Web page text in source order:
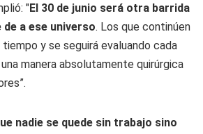
"El 30 de junio será otra barrida
de a ese universo. Los que continúen
y se seguirá evaluando cada
manera absolutamente quirúrgica
nadie se quede sin trabajo sino